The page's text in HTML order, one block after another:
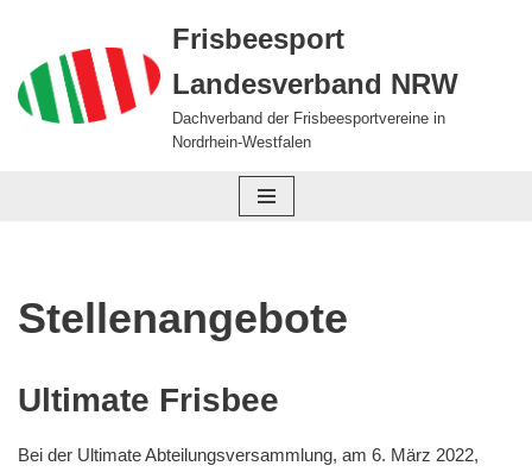
Zum
Inhalt
springen
Frisbeesport
Landesverband NRW
Dachverband der Frisbeesportvereine in
Nordrhein-Westfalen
Stellenangebote
Ultimate Frisbee
Bei der Ultimate Abteilungsversammlung, am 6. März 2022,